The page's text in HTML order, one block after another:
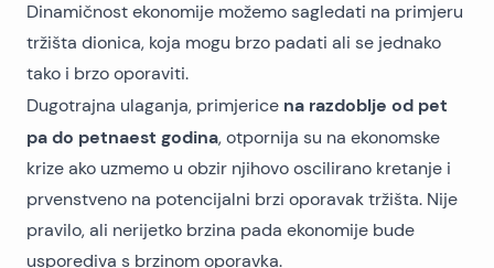
Dinamičnost ekonomije možemo sagledati na primjeru
tržišta dionica, koja mogu brzo padati ali se jednako
tako i brzo oporaviti.
Dugotrajna ulaganja, primjerice na razdoblje od pet
pa do petnaest godina, otpornija su na ekonomske
krize ako uzmemo u obzir njihovo oscilirano kretanje i
prvenstveno na potencijalni brzi oporavak tržišta. Nije
pravilo, ali nerijetko brzina pada ekonomije bude
usporediva s brzinom oporavka.